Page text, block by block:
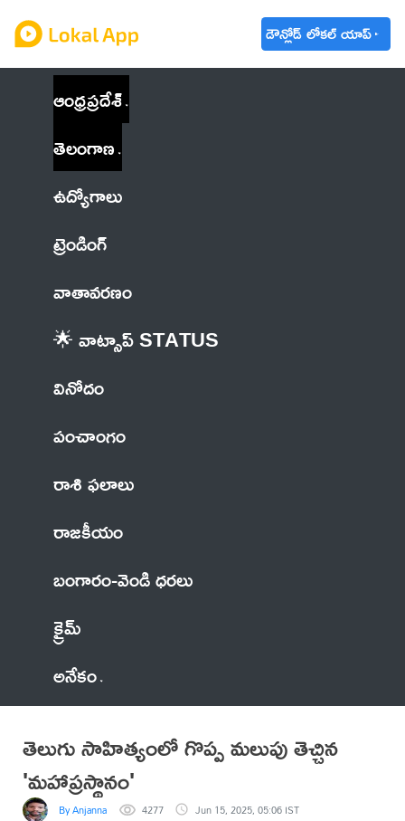
డౌన్లోడ్ లోకల్ యాప్
ఆంధ్రప్రదేశ్
తెలంగాణ
ఉద్యోగాలు
ట్రెండింగ్
వాతావరణం
🌟 వాట్సాప్ STATUS
వినోదం
పంచాంగం
రాశి ఫలాలు
రాజకీయం
బంగారం-వెండి ధరలు
క్రైమ్
అనేకం
తెలుగు సాహిత్యంలో గొప్ప మలుపు తెచ్చిన
'మహాప్రస్థానం'
By Anjanna 4277 Jun 15, 2025, 05:06 IST